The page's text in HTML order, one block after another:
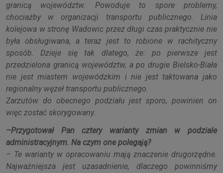
granicą województw. Powoduje to spore problemy,
chociażby w organizacji transportu publicznego. Linia
kolejowa w stronę Wadowic przez długi czas praktycznie nie
była obsługiwana, a teraz jest to robione w rachityczny
sposób. Dzieje się tak dlatego, że: po pierwsze jest
przedzielona granicą województw, a po drugie Bielsko-Biała
nie jest miastem wojewódzkim i nie jest taktowana jako
regionalny węzeł transportu publicznego.
Zarzutów do obecnego podziału jest sporo, powinien on
więc zostać skorygowany.
–Przygotował Pan cztery warianty zmian w podziale
administracyjnym. Na czym one polegają?
– Te warianty w opracowaniu mają znaczenie drugorzędne.
Najważniejsza jest uzasadnienie, dlaczego powinniśmy